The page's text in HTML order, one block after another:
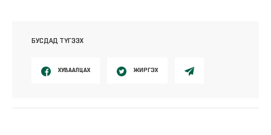
БУСДАД ТҮГЭЭХ
ХУВААЛЦАХ ЖИРГЭХ